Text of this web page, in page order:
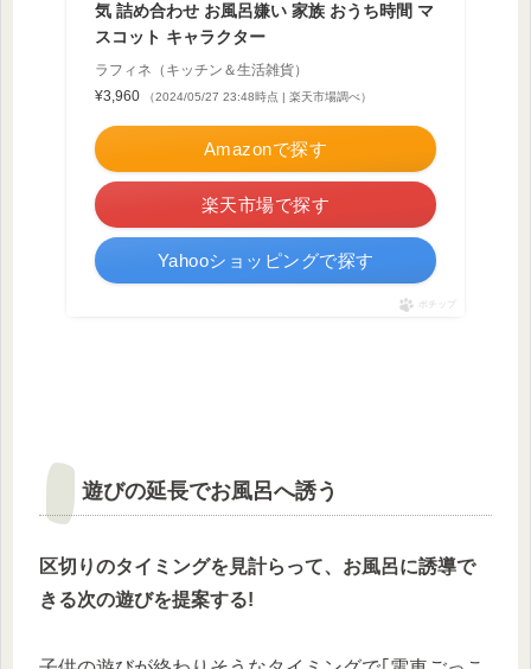
気 詰め合わせ お風呂嫌い 家族 おうち時間 マ
スコット キャラクター
ラフィネ（キッチン＆生活雑貨）
¥3,960
（2024/05/27 23:48時点 | 楽天市場調べ）
Amazonで探す
楽天市場で探す
Yahooショッピングで探す
ポチップ
遊びの延長でお風呂へ誘う
区切りのタイミングを見計らって、お風呂に誘導で
きる次の遊びを提案する!